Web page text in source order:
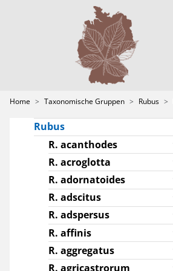
Home Taxonomische Gruppen Rubus
Hieracium
Ranunculus sect.
Rubus
R. acanthodes
R. acroglotta
R. adornatoides
R. adscitus
R. adspersus
R. affinis
R. aggregatus
R. agricastrorum